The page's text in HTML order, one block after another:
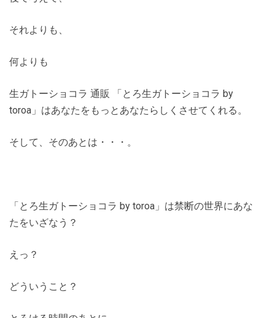
それよりも、
何よりも
生ガトーショコラ 通販 「とろ生ガトーショコラ by
toroa」はあなたをもっとあなたらしくさせてくれる。
そして、そのあとは・・・。
「とろ生ガトーショコラ by toroa」は禁断の世界にあな
たをいざなう？
えっ？
どういうこと？